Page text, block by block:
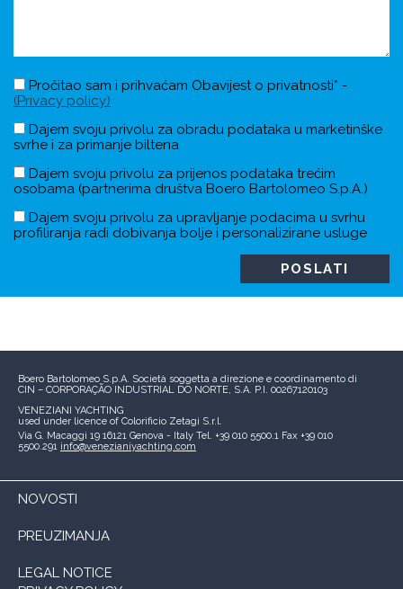
Pročitao sam i prihvaćam Obavijest o privatnosti* -
(Privacy policy)
Dajem svoju privolu za obradu podataka u marketinške
svrhe i za primanje biltena
Dajem svoju privolu za prijenos podataka trećim
osobama (partnerima društva Boero Bartolomeo S.p.A.)
Dajem svoju privolu za upravljanje podacima u svrhu
profiliranja radi dobivanja bolje i personalizirane usluge
Boero Bartolomeo S.p.A. Società soggetta a direzione e coordinamento di
CIN – CORPORAÇÃO INDUSTRIAL DO NORTE, S.A. P.I. 00267120103
VENEZIANI YACHTING
used under licence of Colorificio Zetagi S.r.l.
Via G. Macaggi 19 16121 Genova - Italy Tel. +39 010 5500.1 Fax +39 010
5500.291 info@venezianiyachting.com
NOVOSTI
PREUZIMANJA
LEGAL NOTICE